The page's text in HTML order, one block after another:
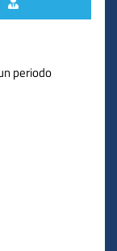
periodo